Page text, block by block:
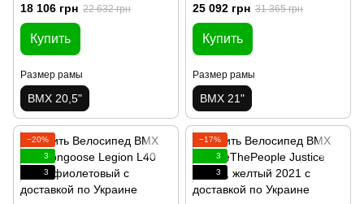
18 106 грн 22 632 грн
Купить
Размер рамы
BMX 20,5"
25 092 грн 31 365 грн
Купить
Размер рамы
BMX 21"
−20%
3
3
−17%
3
3